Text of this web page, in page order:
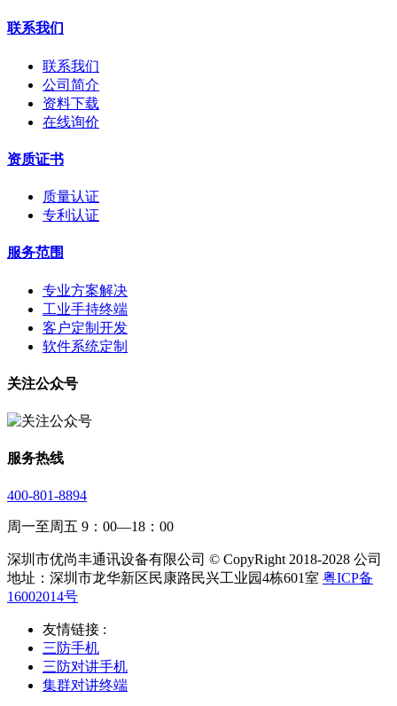
联系我们
联系我们
公司简介
资料下载
在线询价
资质证书
质量认证
专利认证
服务范围
专业方案解决
工业手持终端
客户定制开发
软件系统定制
关注公众号
服务热线
400-801-8894
周一至周五 9：00—18：00
深圳市优尚丰通讯设备有限公司 © CopyRight 2018-2028 公司
地址：深圳市龙华新区民康路民兴工业园4栋601室 粤ICP备
16002014号
友情链接 :
三防手机
三防对讲手机
集群对讲终端